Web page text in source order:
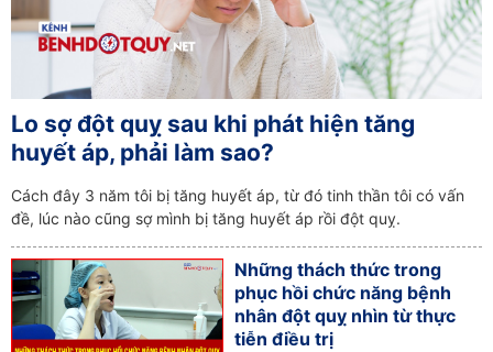
Lo sợ đột quỵ sau khi phát hiện tăng
huyết áp, phải làm sao?
Cách đây 3 năm tôi bị tăng huyết áp, từ đó tinh thần tôi có vấn
đề, lúc nào cũng sợ mình bị tăng huyết áp rồi đột quỵ.
Những thách thức trong
phục hồi chức năng bệnh
nhân đột quỵ nhìn từ thực
tiễn điều trị